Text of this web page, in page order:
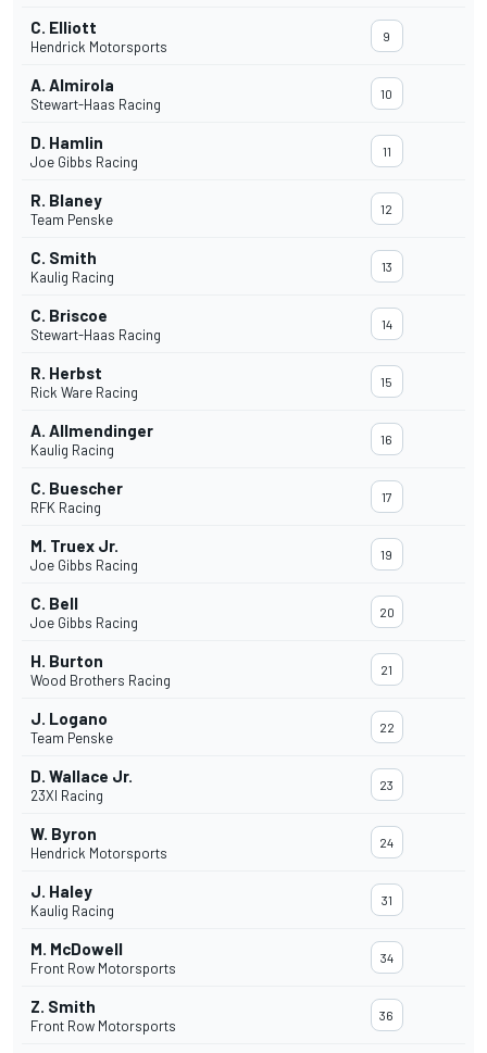
C. Elliott
Hendrick Motorsports
9
A. Almirola
Stewart-Haas Racing
10
D. Hamlin
Joe Gibbs Racing
11
R. Blaney
Team Penske
12
C. Smith
Kaulig Racing
13
C. Briscoe
Stewart-Haas Racing
14
R. Herbst
Rick Ware Racing
15
A. Allmendinger
Kaulig Racing
16
C. Buescher
RFK Racing
17
M. Truex Jr.
Joe Gibbs Racing
19
C. Bell
Joe Gibbs Racing
20
H. Burton
Wood Brothers Racing
21
J. Logano
Team Penske
22
D. Wallace Jr.
23XI Racing
23
W. Byron
Hendrick Motorsports
24
J. Haley
Kaulig Racing
31
M. McDowell
Front Row Motorsports
34
Z. Smith
Front Row Motorsports
36